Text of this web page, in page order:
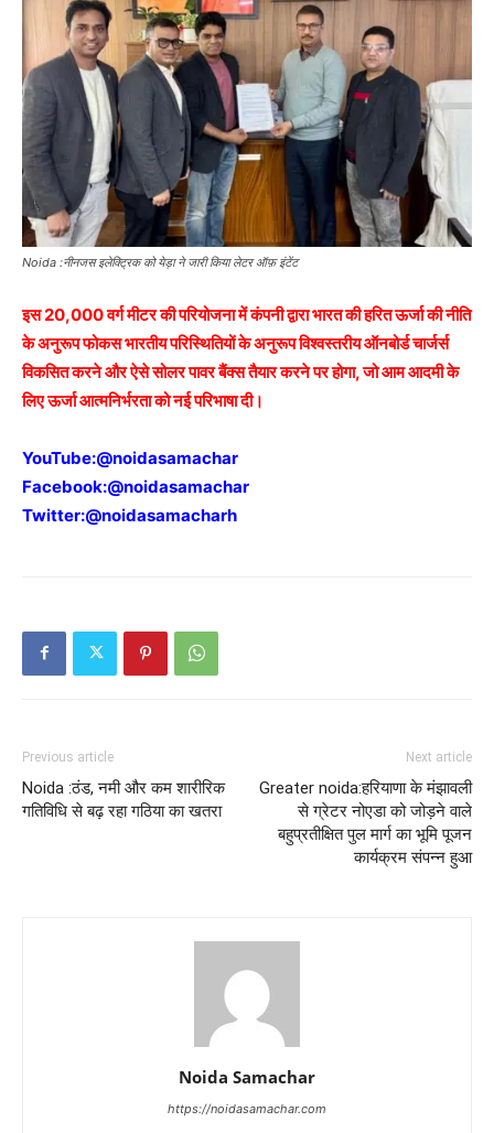
Noida :नीनजस इलेक्ट्रिक को येड़ा ने जारी किया लेटर ऑफ़ इंटेंट
इस 20,000 वर्ग मीटर की परियोजना में कंपनी द्वारा भारत की हरित ऊर्जा की नीति
के अनुरूप फोकस भारतीय परिस्थितियों के अनुरूप विश्वस्तरीय ऑनबोर्ड चार्जर्स
विकसित करने और ऐसे सोलर पावर बैंक्स तैयार करने पर होगा, जो आम आदमी के
लिए ऊर्जा आत्मनिर्भरता को नई परिभाषा दी।
YouTube:@noidasamachar
Facebook:@noidasamachar
Twitter:@noidasamacharh
Previous article
Noida :ठंड, नमी और कम शारीरिक
गतिविधि से बढ़ रहा गठिया का खतरा
Next article
Greater noida:हरियाणा के मंझावली
से ग्रेटर नोएडा को जोड़ने वाले
बहुप्रतीक्षित पुल मार्ग का भूमि पूजन
कार्यक्रम संपन्न हुआ
Noida Samachar
https://noidasamachar.com